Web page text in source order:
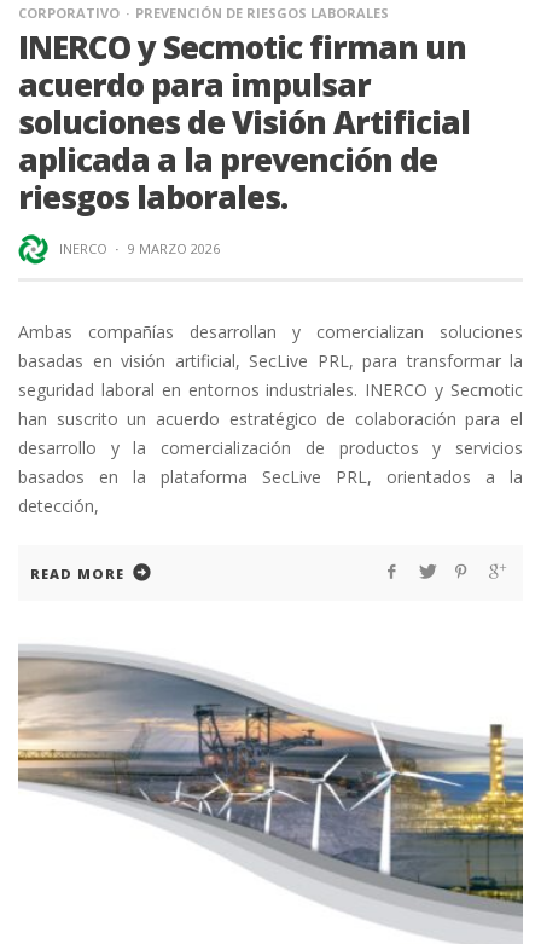
CORPORATIVO PREVENCIÓN DE RIESGOS LABORALES
INERCO y Secmotic firman un
acuerdo para impulsar
soluciones de Visión Artificial
aplicada a la prevención de
riesgos laborales.
INERCO · 9 MARZO 2026
Ambas compañías desarrollan y comercializan soluciones
basadas en visión artificial, SecLive PRL, para transformar la
seguridad laboral en entornos industriales. INERCO y Secmotic
han suscrito un acuerdo estratégico de colaboración para el
desarrollo y la comercialización de productos y servicios
basados en la plataforma SecLive PRL, orientados a la
detección,
READ MORE